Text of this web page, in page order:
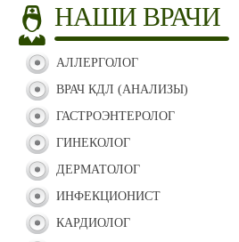
НАШИ ВРАЧИ
АЛЛЕРГОЛОГ
ВРАЧ КДЛ (АНАЛИЗЫ)
ГАСТРОЭНТЕРОЛОГ
ГИНЕКОЛОГ
ДЕРМАТОЛОГ
ИНФЕКЦИОНИСТ
КАРДИОЛОГ